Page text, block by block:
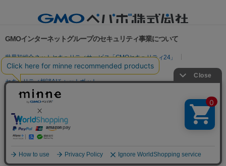
GMOインターネットグループのセキュリティ事業について
世界初総合ネットセキュリティサービス「GMOセキュリティ24」
パスワード漏洩診断
Webサイトリスク診断
セキュリティ相談AIチャットボット
実在証明・盗聴対策
サイバー攻撃対策（GMO Flatt Security）
セキュリティ事業の軌跡